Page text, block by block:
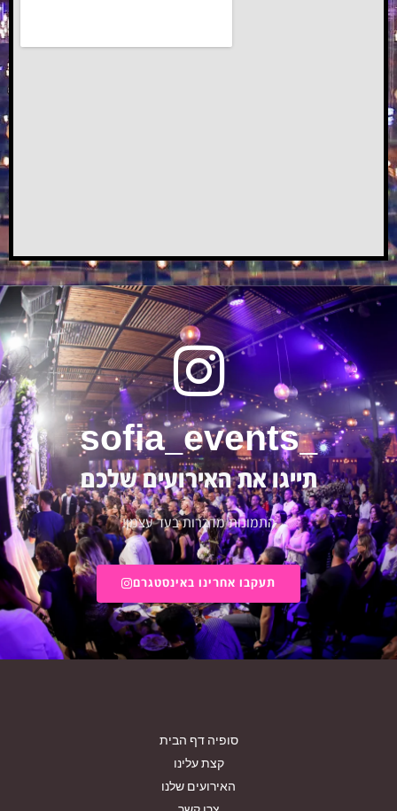
_sofia_events
תייגו את האירועים שלכם
התמונות מדברות בעד עצמן!
תעקבו אחרינו באינסטגרם
סופיה דף הבית
קצת עלינו
האירועים שלנו